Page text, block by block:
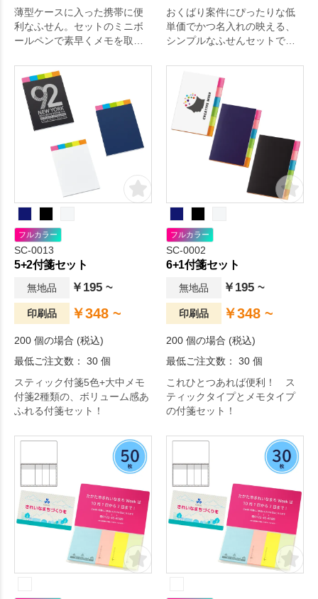
薄型ケースに入った携帯に便
利なふせん。セットのミニボ
ールペンで素早くメモを取れ
おくばり案件にぴったりな低
単価でかつ名入れの映える、
シンプルなふせんセットで
フルカラー
SC-0013
5+2付箋セット
無地品 ￥195 ~
印刷品 ￥348 ~
200 個の場合 (税込)
最低ご注文数： 30 個
スティック付箋5色+大中メモ
付箋2種類の、ボリューム感あ
ふれる付箋セット！
フルカラー
SC-0002
6+1付箋セット
無地品 ￥195 ~
印刷品 ￥348 ~
200 個の場合 (税込)
最低ご注文数： 30 個
これひとつあれば便利！ ス
ティックタイプとメモタイプ
の付箋セット！